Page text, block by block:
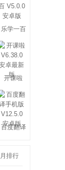
乐学一百
开课啦
百度翻译
月排行